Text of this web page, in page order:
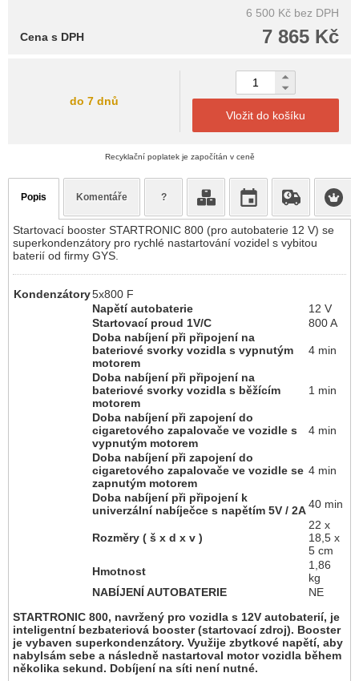
6 500 Kč bez DPH
7 865 Kč
Cena s DPH
do 7 dnů
Vložit do košíku
Recyklační poplatek je započítán v ceně
Popis Komentáře ?
Startovací booster STARTRONIC 800 (pro autobaterie 12 V) se
superkondenzátory pro rychlé nastartování vozidel s vybitou
baterií od firmy GYS.
Kondenzátory5x800 F
Napětí autobaterie
12 V
Startovací proud 1V/C
800 A
Doba nabíjení při připojení na
bateriové svorky vozidla s vypnutým
motorem
4 min
Doba nabíjení při připojení na
bateriové svorky vozidla s běžícím
motorem
1 min
Doba nabíjení při zapojení do
cigaretového zapalovače ve vozidle s
vypnutým motorem
4 min
Doba nabíjení při zapojení do
cigaretového zapalovače ve vozidle se
zapnutým motorem
4 min
Doba nabíjení při připojení k
univerzální nabíječce s napětím 5V / 2A40 min
Rozměry ( š x d x v )
22 x
18,5 x
5 cm
Hmotnost
1,86
kg
NABÍJENÍ AUTOBATERIE
NE
STARTRONIC 800, navržený pro vozidla s 12V autobaterií, je
inteligentní bezbateriová booster (startovací zdroj). Booster
je vybaven superkondenzátory. Využije zbytkové napětí, aby
nabylsám sebe a následně nastartoval motor vozidla během
několika sekund. Dobíjení na síti není nutné.